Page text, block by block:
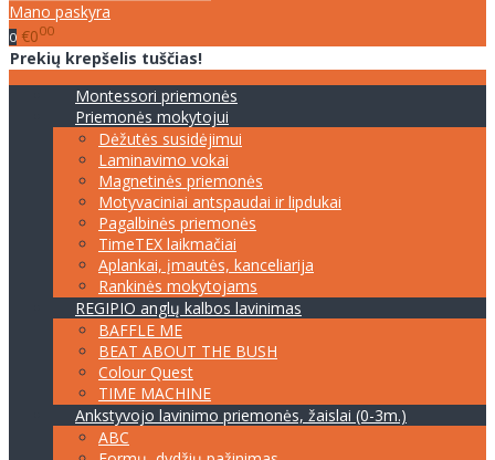
Mano paskyra
0 €000
Prekių krepšelis tuščias!
Montessori priemonės
Priemonės mokytojui
Dėžutės susidėjimui
Laminavimo vokai
Magnetinės priemonės
Motyvaciniai antspaudai ir lipdukai
Pagalbinės priemonės
TimeTEX laikmačiai
Aplankai, įmautės, kanceliarija
Rankinės mokytojams
REGIPIO anglų kalbos lavinimas
BAFFLE ME
BEAT ABOUT THE BUSH
Colour Quest
TIME MACHINE
Ankstyvojo lavinimo priemonės, žaislai (0-3m.)
ABC